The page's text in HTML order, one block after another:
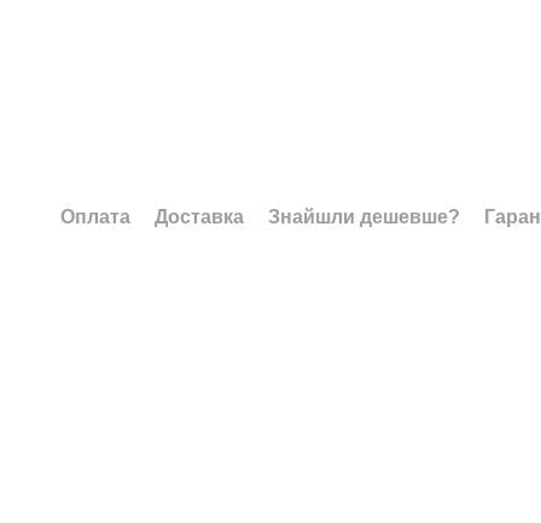
Оплата Доставка Знайшли дешевше?